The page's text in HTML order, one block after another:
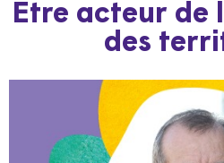
Etre acteur
des